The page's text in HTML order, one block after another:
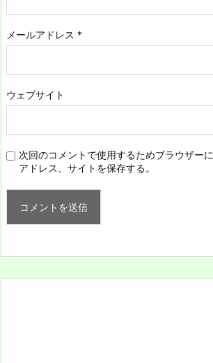
メールアドレス *
ウェブサイト
次回のコメントで使用するためブラウザー
アドレス、サイトを保存する。